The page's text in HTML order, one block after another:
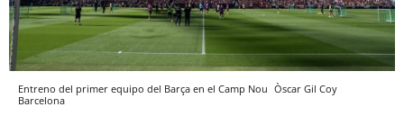
Entreno del primer equipo del Barça en el Camp Nou Òscar Gil Coy
Barcelona